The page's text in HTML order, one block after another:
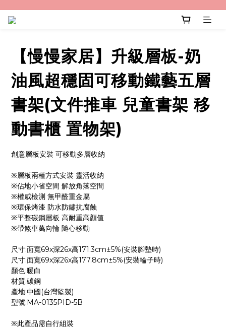
【慢慢家居】升級層板-奶
油風超穩固可移動鐵藝五層
書架(文件推車 兒童書架 移
動書櫃 置物架)
創意層板安裝 可移動多層收納
※層板兩種方式安裝 靈活收納
※佔地小省空間 解放角落空間
※權威檢測 無甲醛重金屬
※環保烤漆 防水防鏽抗腐蝕
※平整碳鋼層板 高耐重高顏值
※帶煞車萬向輪 隨心移動
尺寸:面寬69x深26x高171.3cm±5%(安裝腳墊時)
尺寸:面寬69x深26x高177.8cm±5%(安裝輪子時)
顏色:暖白
材質:碳鋼
產地:中國(台灣監製)
型號:MA-0135PID-5B
※此產品需自行組裝